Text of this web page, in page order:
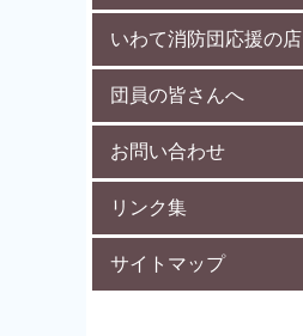
いわて消防団応援の店
団員の皆さんへ
お問い合わせ
リンク集
サイトマップ